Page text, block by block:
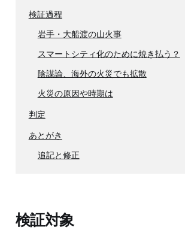
検証過程
岩手・大船渡の山火事
スマートシティ化のために焼き払う？
陰謀論、海外の火災でも拡散
火災の原因や時期は
判定
あとがき
追記と修正
検証対象